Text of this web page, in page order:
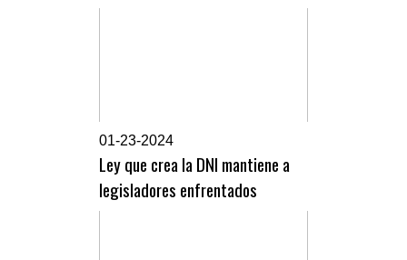
01-23-2024
Ley que crea la DNI mantiene a
legisladores enfrentados